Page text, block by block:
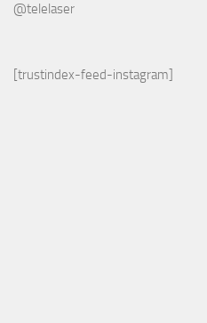
@telelaser
[trustindex-feed-instagram]